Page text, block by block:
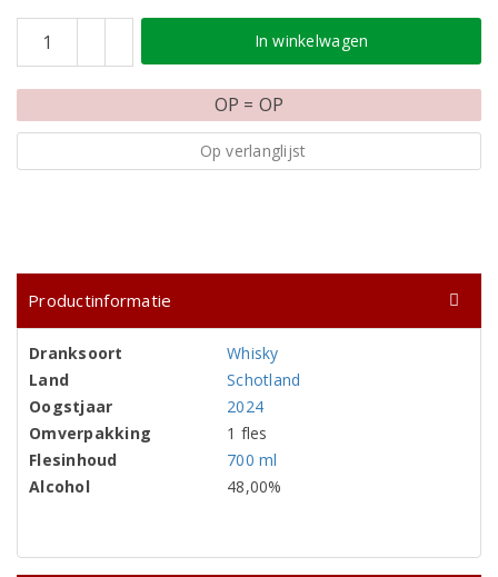
In winkelwagen
OP = OP
Op verlanglijst
Productinformatie
Dranksoort
Whisky
Land
Schotland
Oogstjaar
2024
Omverpakking
1 fles
Flesinhoud
700 ml
Alcohol
48,00%